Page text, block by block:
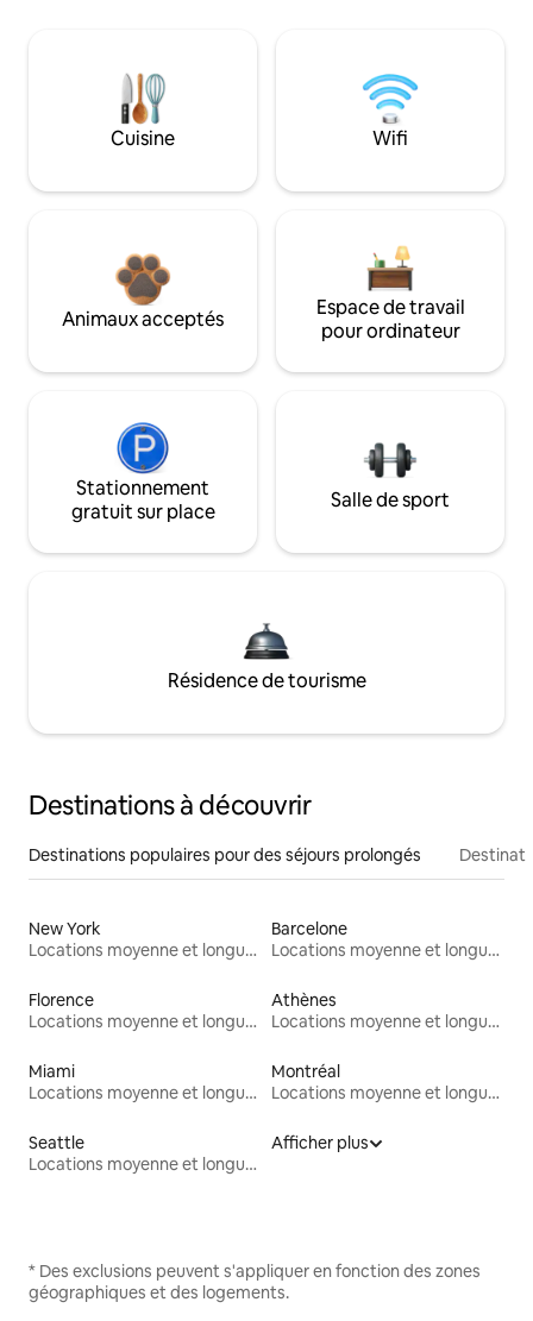
Cuisine Wifi
Animaux acceptés
Espace de travail
pour ordinateur
Stationnement
gratuit sur place
Salle de sport
Résidence de tourisme
Destinations à découvrir
Destinations populaires pour des séjours prolongés
New York
Locations moyenne et longue durée
Barcelone
Locations moyenne et longue durée
Florence
Locations moyenne et longue durée
Athènes
Locations moyenne et longue durée
Miami
Locations moyenne et longue durée
Montréal
Locations moyenne et longue durée
Seattle
Locations moyenne et longue durée
Afficher plus
* Des exclusions peuvent s'appliquer en fonction des zones
géographiques et des logements.